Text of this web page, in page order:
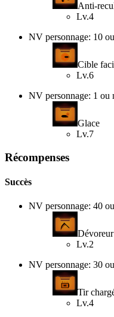
Anti-
Lv.4
NV personnage: 10
Cible
Lv.6
NV personnage: 1 ou
Glace
Lv.7
Récompenses
Succès
NV personnage: 40
Lv.2
NV personnage: 30
Tir
Lv.4